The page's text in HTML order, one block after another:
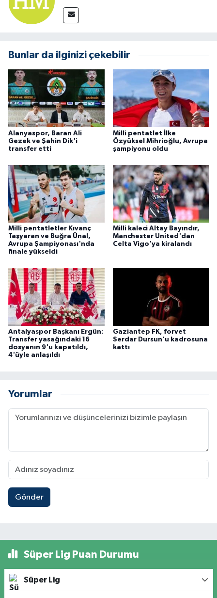
Bunlar da ilginizi çekebilir
Alanyaspor, Baran Ali
Gezek ve Şahin Dik'i
transfer etti
Milli pentatlet İlke
Özyüksel Mihrioğlu, Avrupa
şampiyonu oldu
Milli pentatletler Kıvanç
Taşyaran ve Buğra Ünal,
Avrupa Şampiyonası'nda
finale yükseldi
Milli kaleci Altay Bayındır,
Manchester United'dan
Celta Vigo'ya kiralandı
Antalyaspor Başkanı Ergün:
Transfer yasağındaki 16
dosyanın 9'u kapatıldı,
4'üyle anlaşıldı
Gaziantep FK, forvet
Serdar Dursun'u kadrosuna
kattı
Yorumlar
Gönder
Süper Lig Puan Durumu
Süper Lig